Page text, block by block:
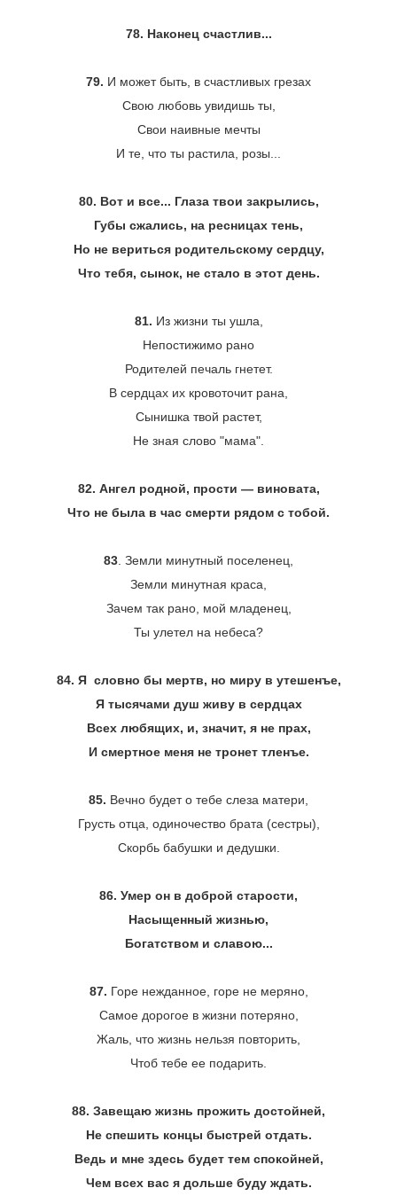
78. Наконец счастлив...
79. И может быть, в счастливых грезах
Свою любовь увидишь ты,
Свои наивные мечты
И те, что ты растила, розы...
80. Вот и все... Глаза твои закрылись,
Губы сжались, на ресницах тень,
Но не вериться родительскому сердцу,
Что тебя, сынок, не стало в этот день.
81. Из жизни ты ушла,
Непостижимо рано
Родителей печаль гнетет.
В сердцах их кровоточит рана,
Сынишка твой растет,
Не зная слово "мама".
82. Ангел родной, прости ― виновата,
Что не была в час смерти рядом с тобой.
83. Земли минутный поселенец,
Земли минутная краса,
Зачем так рано, мой младенец,
Ты улетел на небеса?
84. Я словно бы мертв, но миру в утешенъе,
Я тысячами душ живу в сердцах
Всех любящих, и, значит, я не прах,
И смертное меня не тронет тленъе.
85. Вечно будет о тебе слеза матери,
Грусть отца, одиночество брата (сестры),
Скорбь бабушки и дедушки.
86. Умер он в доброй старости,
Насыщенный жизнью,
Богатством и славою...
87. Горе нежданное, горе не меряно,
Самое дорогое в жизни потеряно,
Жаль, что жизнь нельзя повторить,
Чтоб тебе ее подарить.
88. Завещаю жизнь прожить достойней,
Не спешить концы быстрей отдать.
Ведь и мне здесь будет тем спокойней,
Чем всех вас я дольше буду ждать.